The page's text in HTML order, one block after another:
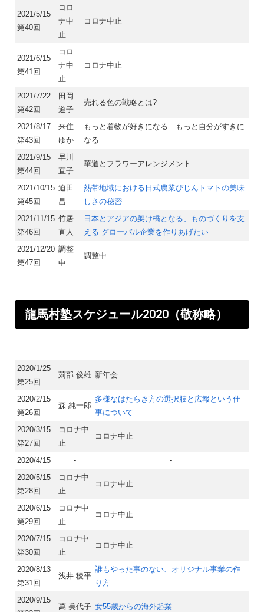
2021/5/15
第40回
コロ
ナ中
止
コロナ中止
2021/6/15
第41回
コロ
ナ中
止
コロナ中止
2021/7/22
第42回
田岡
道子
売れる色の戦略とは?
2021/8/17
第43回
来住
ゆか
もっと着物が好きになる もっと自分がすきに
なる
2021/9/15
第44回
早川
直子
華道とフラワーアレンジメント
2021/10/15
第45回
迫田
昌
熱帯地域における日式農業びじんトマトの美味
しさの秘密
2021/11/15
第46回
竹居
直人
⽇本とアジアの架け橋となる、ものづくりを⽀
える グローバル企業を作りあげたい
2021/12/20
第47回
調整
中
調整中
龍馬村塾スケジュール2020（敬称略）​
2020/1/25
第25回
苅部 俊雄 新年会
2020/2/15
第26回
森 純一郎
多様なはたらき方の選択肢と広報という仕
事について
2020/3/15
第27回
コロナ中
止
コロナ中止
2020/4/15 -
-
2020/5/15
第28回
コロナ中
止
コロナ中止
2020/6/15
第29回
コロナ中
止
コロナ中止
2020/7/15
第30回
コロナ中
止
コロナ中止
2020/8/13
第31回
浅井 稜平
誰もやった事のない、オリジナル事業の作
り方
2020/9/15
萬 美代子 女55歳からの海外起業